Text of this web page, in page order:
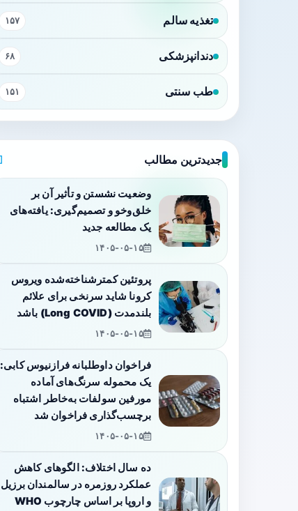
تغذیه سالم ۱۵۷
دندانپزشکی ۶۸
طب سنتی ۱۵۱
جدیدترین مطالب
وضعیت نشستن و تأثیر آن بر
خلق‌وخو و تصمیم‌گیری: یافته‌های
یک مطالعه جدید
۱۴۰۵-۰۵-۱۵
پروتئین کمترشناخته‌شده ویروس
کرونا شاید سرنخی برای علائم
بلندمدت (Long COVID) باشد
۱۴۰۵-۰۵-۱۵
فراخوان داوطلبانه فرازنیوس کابی:
یک محموله سرنگ‌های آماده
مورفین سولفات به‌خاطر اشتباه
برچسب‌گذاری فراخوان شد
۱۴۰۵-۰۵-۱۵
ده سال اختلاف: الگوهای کاهش
عملکرد روزمره در سالمندان برزیل
و اروپا بر اساس چارچوب WHO